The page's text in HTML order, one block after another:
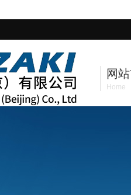
网
Home